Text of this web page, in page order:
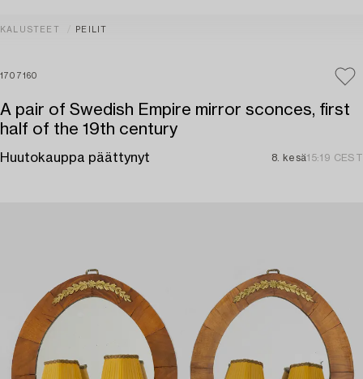
KALUSTEET PEILIT
1707160
A pair of Swedish Empire mirror sconces, first
half of the 19th century
Huutokauppa päättynyt 8. kesä15:19 CEST